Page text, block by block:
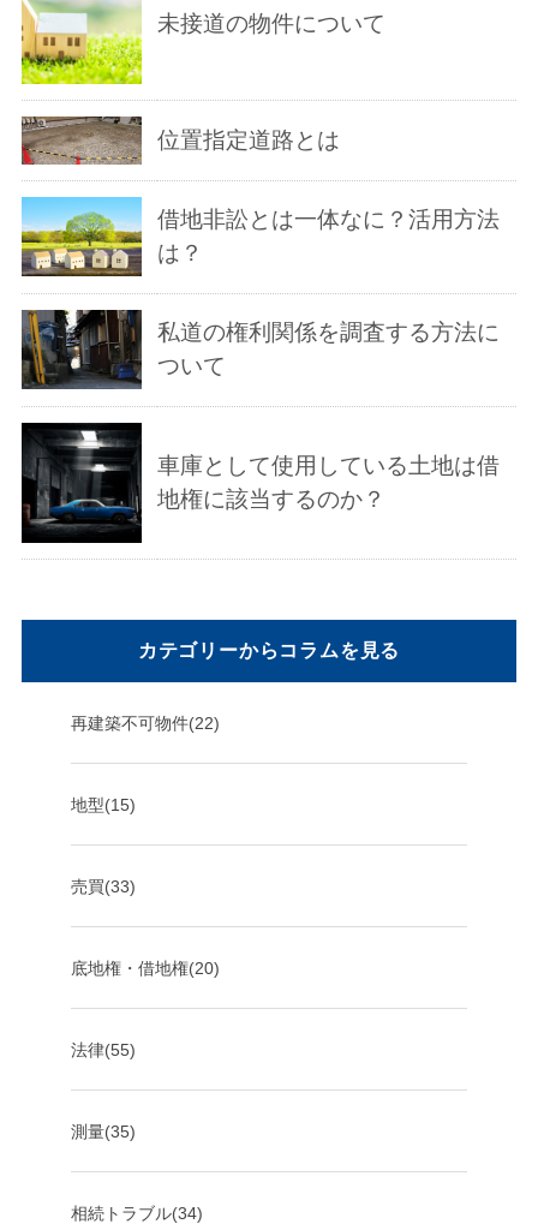
未接道の物件について
位置指定道路とは
借地非訟とは一体なに？活用方法
は？
私道の権利関係を調査する方法に
ついて
車庫として使用している土地は借
地権に該当するのか？
カテゴリーからコラムを見る
再建築不可物件(22)
地型(15)
売買(33)
底地権・借地権(20)
法律(55)
測量(35)
相続トラブル(34)